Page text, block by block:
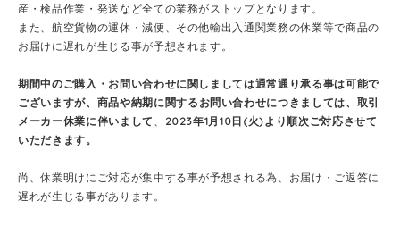
産・検品作業・発送など全ての業務がストップとなります。
また、航空貨物の運休・減便、その他輸出入通関業務の休業等で商品の
お届けに遅れが生じる事が予想されます。
期間中のご購入・お問い合わせに関しましては通常通り承る事は可能で
ございますが、 商品や納期に関する お問い合わせにつきましては、取引
メーカー休業に伴いまして 、 2023年1月10日(火)より順次ご対応させて
いただきます。
尚、休業明けにご対応が集中する事が予想される為、お届け・ご返答に
遅れが生じる事があります。